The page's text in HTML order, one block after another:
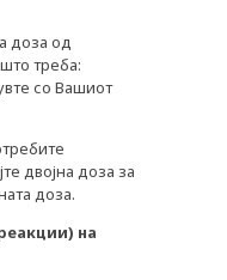
доза од
треба:
со Вашиот
двојна доза за
доза.
на